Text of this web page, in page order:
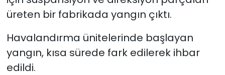
üreten bir fabrikada yangın çıktı.
Havalandırma ünitelerinde başlayan
yangın, kısa sürede fark edilerek ihbar
edildi.